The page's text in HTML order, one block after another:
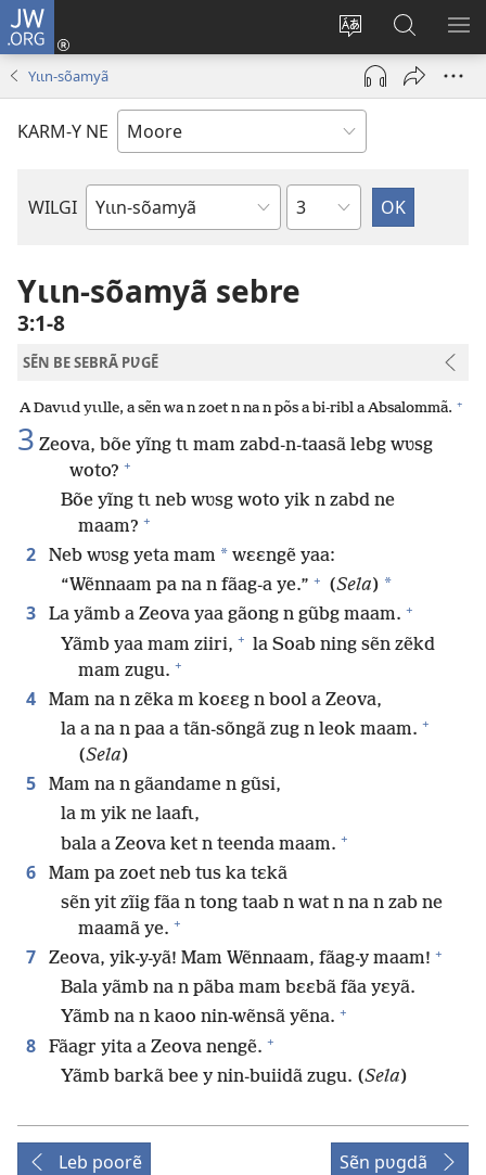
JW.ORG
Toeem-
buud-
gomdã
Pak-
(ouvre
une
Bao-
y
bũmb
Y
Yɩɩn-sõamyã
KARM-Y NE
WILGI
Livre
Bible
Sak
Yɩɩn-sõamyã sebre
3:1-8
SẼN BE SEBRÃ PƲGẼ
A Davɩɩd yɩɩlle, a sẽn wa n zoet n na n põs a bi-ribl a Absalommã. +
3 Zeova, bõe yĩng tɩ mam zabd-n-taasã lebg wʋsg
woto? +
Bõe yĩng tɩ neb wʋsg woto yik n zabd ne
maam? +
2 Neb wʋsg yeta mam * wɛɛngẽ yaa:
“Wẽnnaam pa na n fãag-a ye.” + (Sela) *
3 La yãmb a Zeova yaa gãong n gũbg maam. +
Yãmb yaa mam ziiri, + la Soab ning sẽn zẽkd
mam zugu. +
4
Mam na n zẽka m koɛɛg n bool a Zeova,
la a na n paa a tãn-sõngã zug n leok maam. +
(Sela)
5
Mam na n gãandame n gũsi,
la m yik ne laafɩ,
bala a Zeova ket n teenda maam. +
6
Mam pa zoet neb tus ka tɛkã
sẽn yit zĩig fãa n tong taab n wat n na n zab ne
maamã ye. +
7 Zeova, yik-y-yã! Mam Wẽnnaam, fãag-y maam! +
Bala yãmb na n pãba mam bɛɛbã fãa yɛyã.
Yãmb na n kaoo nin-wẽnsã yẽna. +
8 Fãagr yita a Zeova nengẽ. +
Yãmb barkã bee y nin-buiidã zugu. (Sela)
Leb poorẽ Sẽn pʋgdã